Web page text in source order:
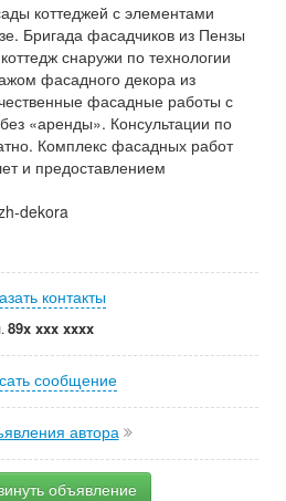
коттеджей с элементами
Бригада фасадчиков из Пензы
снаружи по технологии
фасадного декора из
фасадные работы с
«аренды». Консультации по
Комплекс фасадных работ
и предоставлением
dekora
контакты
89x xxx xxxx
сообщение
автора
объявление